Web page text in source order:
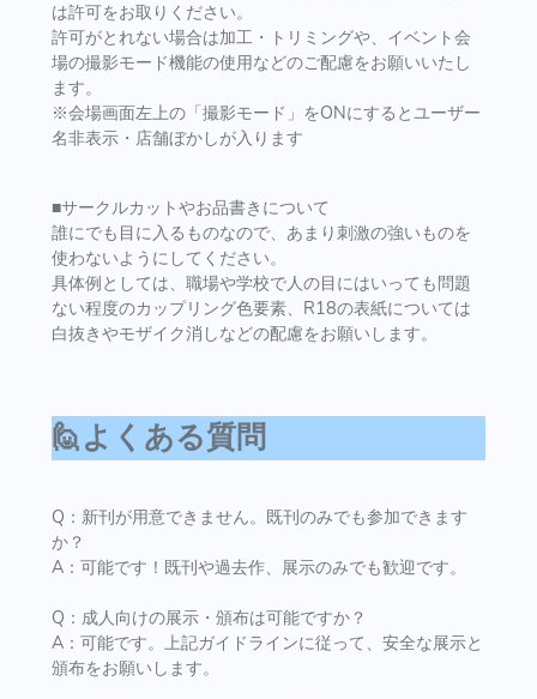
は許可をお取りください。
許可がとれない場合は加工・トリミングや、イベント会
場の撮影モード機能の使用などのご配慮をお願いいたし
ます。
※会場画面左上の「撮影モード」をONにするとユーザー
名非表示・店舗ぼかしが入ります
■サークルカットやお品書きについて
誰にでも目に入るものなので、あまり刺激の強いものを
使わないようにしてください。
具体例としては、職場や学校で人の目にはいっても問題
ない程度のカップリング色要素、R18の表紙については
白抜きやモザイク消しなどの配慮をお願いします。
🙋よくある質問
Q：新刊が用意できません。既刊のみでも参加できます
か？
A：可能です！既刊や過去作、展示のみでも歓迎です。
Q：成人向けの展示・頒布は可能ですか？
A：可能です。上記ガイドラインに従って、安全な展示と
頒布をお願いします。